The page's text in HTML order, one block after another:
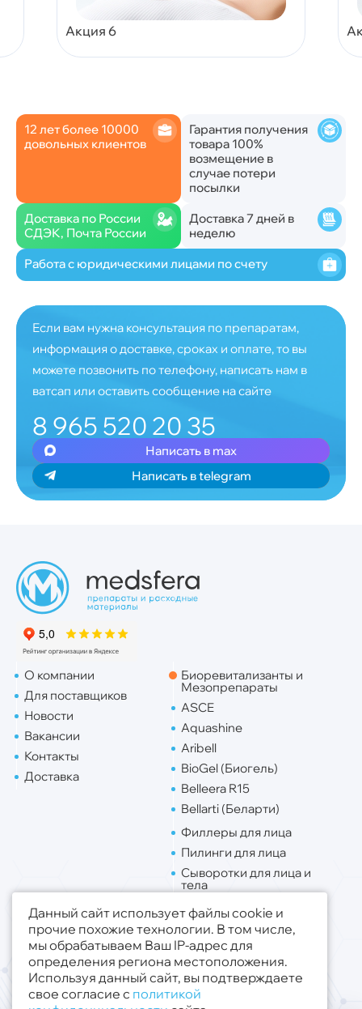
Акция 6
12 лет более 10000
довольных клиентов
Гарантия получения
товара 100%
возмещение в
случае потери
посылки
Доставка по России
СДЭК, Почта России
Доставка 7 дней в
неделю
Работа с юридическими лицами по счету
Если вам нужна консультация по препаратам,
информация о доставке, сроках и оплате, то вы
можете позвонить по телефону, написать нам в
ватсап или оставить сообщение на сайте
8 965 520 20 35
Написать в max
Написать в telegram
О компании
Для поставщиков
Новости
Вакансии
Контакты
Доставка
Биоревитализанты и
Мезопрепараты
ASCE
Aquashine
Aribell
BioGel (Биогель)
Belleera R15
Bellarti (Беларти)
Филлеры для лица
Пилинги для лица
Сыворотки для лица и
тела
Липо. для лица
Липо. для тела
Публичная оферта
Политика конфиденциальности
© 2019 - 2026 ООО «Медсфера Трейд»
Данный сайт использует файлы cookie и
прочие похожие технологии. В том числе,
мы обрабатываем Ваш IP-адрес для
определения региона местоположения.
Используя данный сайт, вы подтверждаете
свое согласие с политикой